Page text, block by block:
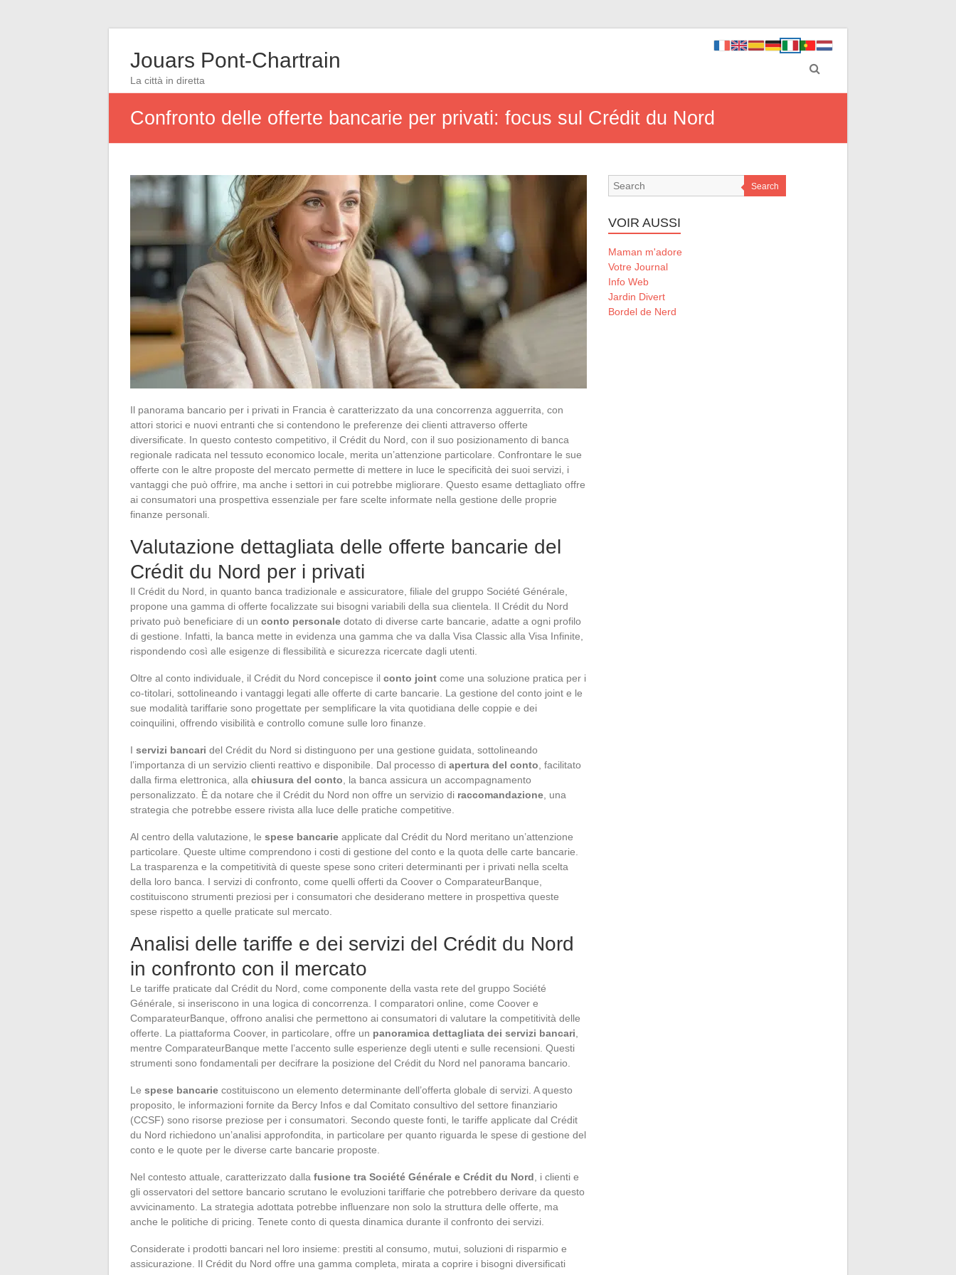
Jouars Pont-Chartrain
La città in diretta
Confronto delle offerte bancarie per privati: focus sul Crédit du Nord
Il panorama bancario per i privati in Francia è caratterizzato da una concorrenza agguerrita, con
attori storici e nuovi entranti che si contendono le preferenze dei clienti attraverso offerte
diversificate. In questo contesto competitivo, il Crédit du Nord, con il suo posizionamento di banca
regionale radicata nel tessuto economico locale, merita un’attenzione particolare. Confrontare le sue
offerte con le altre proposte del mercato permette di mettere in luce le specificità dei suoi servizi, i
vantaggi che può offrire, ma anche i settori in cui potrebbe migliorare. Questo esame dettagliato offre
ai consumatori una prospettiva essenziale per fare scelte informate nella gestione delle proprie
finanze personali.
Valutazione dettagliata delle offerte bancarie del
Crédit du Nord per i privati
Il Crédit du Nord, in quanto banca tradizionale e assicuratore, filiale del gruppo Société Générale,
propone una gamma di offerte focalizzate sui bisogni variabili della sua clientela. Il Crédit du Nord
privato può beneficiare di un conto personale dotato di diverse carte bancarie, adatte a ogni profilo
di gestione. Infatti, la banca mette in evidenza una gamma che va dalla Visa Classic alla Visa Infinite,
rispondendo così alle esigenze di flessibilità e sicurezza ricercate dagli utenti.
Oltre al conto individuale, il Crédit du Nord concepisce il conto joint come una soluzione pratica per i
co-titolari, sottolineando i vantaggi legati alle offerte di carte bancarie. La gestione del conto joint e le
sue modalità tariffarie sono progettate per semplificare la vita quotidiana delle coppie e dei
coinquilini, offrendo visibilità e controllo comune sulle loro finanze.
I servizi bancari del Crédit du Nord si distinguono per una gestione guidata, sottolineando
l’importanza di un servizio clienti reattivo e disponibile. Dal processo di apertura del conto , facilitato
dalla firma elettronica, alla chiusura del conto , la banca assicura un accompagnamento
personalizzato. È da notare che il Crédit du Nord non offre un servizio di raccomandazione , una
strategia che potrebbe essere rivista alla luce delle pratiche competitive.
Al centro della valutazione, le spese bancarie applicate dal Crédit du Nord meritano un’attenzione
particolare. Queste ultime comprendono i costi di gestione del conto e la quota delle carte bancarie.
La trasparenza e la competitività di queste spese sono criteri determinanti per i privati nella scelta
della loro banca. I servizi di confronto, come quelli offerti da Coover o ComparateurBanque,
costituiscono strumenti preziosi per i consumatori che desiderano mettere in prospettiva queste
spese rispetto a quelle praticate sul mercato.
Analisi delle tariffe e dei servizi del Crédit du Nord
in confronto con il mercato
Le tariffe praticate dal Crédit du Nord, come componente della vasta rete del gruppo Société
Générale, si inseriscono in una logica di concorrenza. I comparatori online, come Coover e
ComparateurBanque, offrono analisi che permettono ai consumatori di valutare la competitività delle
offerte. La piattaforma Coover, in particolare, offre un panoramica dettagliata dei servizi bancari
mentre ComparateurBanque mette l’accento sulle esperienze degli utenti e sulle recensioni. Questi
strumenti sono fondamentali per decifrare la posizione del Crédit du Nord nel panorama bancario.
Le spese bancarie costituiscono un elemento determinante dell’offerta globale di servizi. A questo
proposito, le informazioni fornite da Bercy Infos e dal Comitato consultivo del settore finanziario
(CCSF) sono risorse preziose per i consumatori. Secondo queste fonti, le tariffe applicate dal Crédit
du Nord richiedono un’analisi approfondita, in particolare per quanto riguarda le spese di gestione del
conto e le quote per le diverse carte bancarie proposte.
Nel contesto attuale, caratterizzato dalla fusione tra Société Générale e Crédit du Nord , i clienti e
gli osservatori del settore bancario scrutano le evoluzioni tariffarie che potrebbero derivare da questo
avvicinamento. La strategia adottata potrebbe influenzare non solo la struttura delle offerte, ma
anche le politiche di pricing. Tenete conto di questa dinamica durante il confronto dei servizi.
Considerate i prodotti bancari nel loro insieme: prestiti al consumo, mutui, soluzioni di risparmio e
assicurazione. Il Crédit du Nord offre una gamma completa, mirata a coprire i bisogni diversificati
Search
VOIR AUSSI
Maman m'adore
Votre Journal
Info Web
Jardin Divert
Bordel de Nerd